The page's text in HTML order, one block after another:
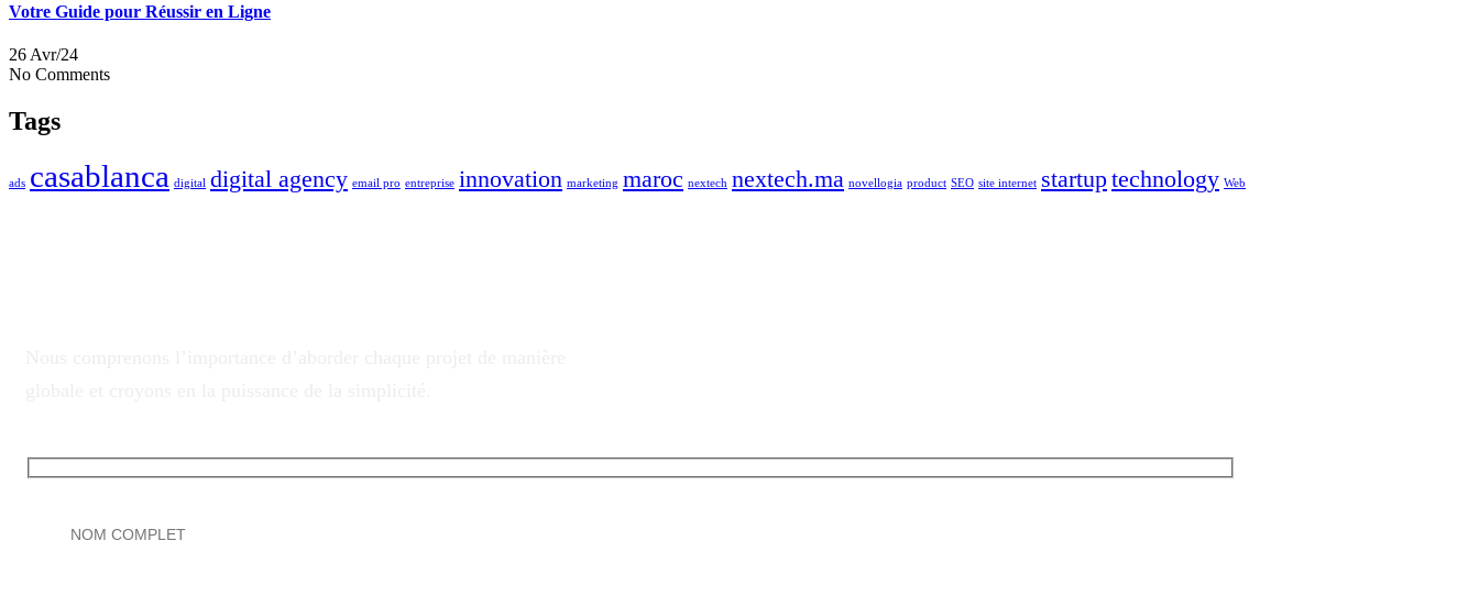
Votre Guide pour Réussir en Ligne
26 Avr/24
No Comments
Tags
ads casablanca digital digital agency email pro entreprise innovation marketing maroc nextech nextech.ma novellogia product SEO site internet startuptechnology Web